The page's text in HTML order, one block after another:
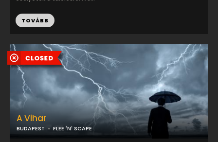
A Vihar
BUDAPEST FLEE 'N' SCAPE
TOVÁBB